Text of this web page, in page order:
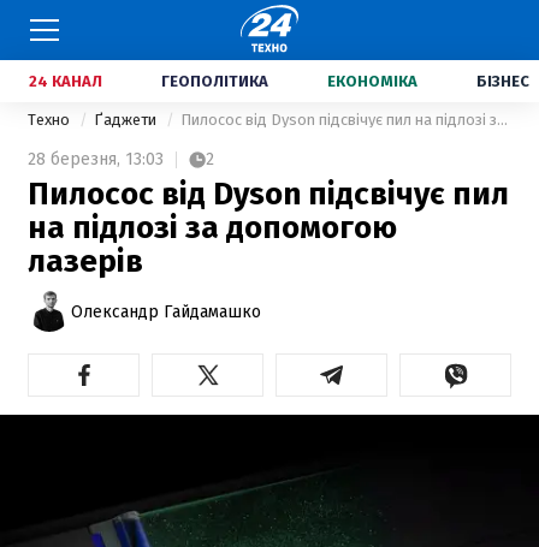
24 КАНАЛ ГЕОПОЛІТИКА ЕКОНОМІКА БІЗНЕС
Техно Ґаджети Пилосос від Dyson підсвічує пил на підлозі за допомогою лазерів
28 березня, 13:03 2
Пилосос від Dyson підсвічує пил
на підлозі за допомогою
лазерів
Олександр Гайдамашко